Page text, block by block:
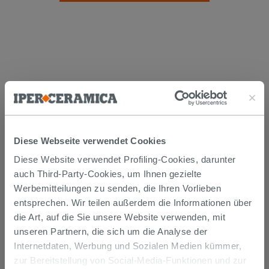
Diese Webseite verwendet Cookies
Diese Website verwendet Profiling-Cookies, darunter
auch Third-Party-Cookies, um Ihnen gezielte
Werbemitteilungen zu senden, die Ihren Vorlieben
entsprechen. Wir teilen außerdem die Informationen über
die Art, auf die Sie unsere Website verwenden, mit
unseren Partnern, die sich um die Analyse der
Internetdaten, Werbung und Sozialen Medien kümmer,
zur Bereitstellung von Social-Media-Funktionen und zur
Die Waren werden normalerweise innerhalb von 15
Werktagen ab der Auftragsbestätigung zum Versand
gebracht.
Musterstücke werden normalerweise innerhalb von
Tagen geliefert.
Der Versand der online gekauften Produkte wird
verfolgt und wir rufen Sie an, um das Lieferdatum zu
vereinbaren. Die Lieferung erfolgt frei Bordsteinkante.
Nähere Informationen finden Sie im Abschnitt
Lieferzeiten und -kosten .